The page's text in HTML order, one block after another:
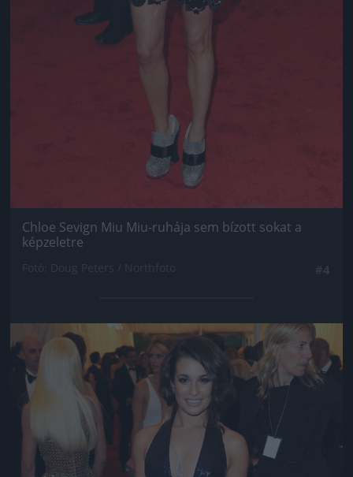
Chloe Sevign Miu Miu-ruhája sem bízott sokat a
képzeletre
Jön még kép!